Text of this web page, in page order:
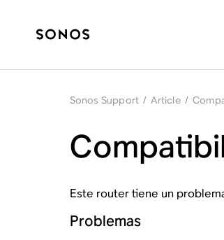
Sonos Support / Article /
Este router tiene un
Problemas